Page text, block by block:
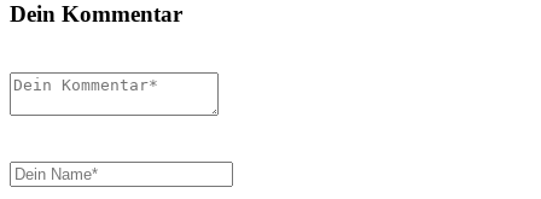
Dein Kommentar